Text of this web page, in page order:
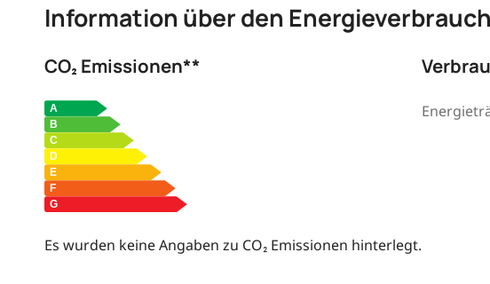
Information über den
CO₂ Emissionen**
Es wurden keine Angaben zu CO₂ Emissionen hinterlegt.